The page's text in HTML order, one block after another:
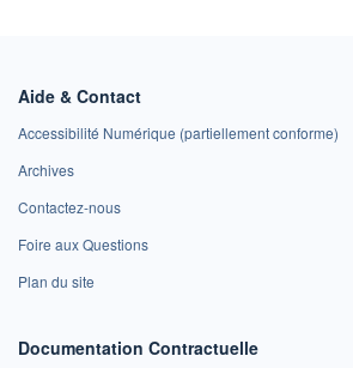
Aide & Contact
Accessibilité Numérique (partiellement conforme)
Archives
Contactez-nous
Foire aux Questions
Plan du site
Documentation Contractuelle